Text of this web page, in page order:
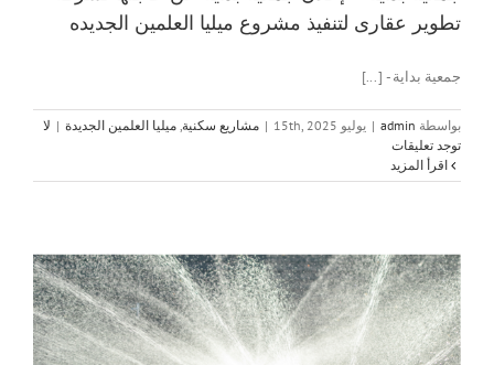
تطوير عقارى لتنفيذ مشروع ميليا العلمين الجديده
جمعية بداية - [...]
بواسطة admin
| يوليو 15th, 2025 | مشاريع سكنية ميليا العلمين الجديدة | لا
توجد تعليقات